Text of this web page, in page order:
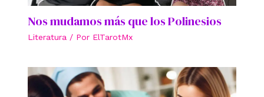
Nos mudamos más que los Polinesios
Literatura / Por ElTarotMx